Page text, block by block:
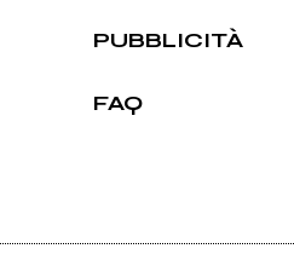
PUBBLICITÀ
FAQ